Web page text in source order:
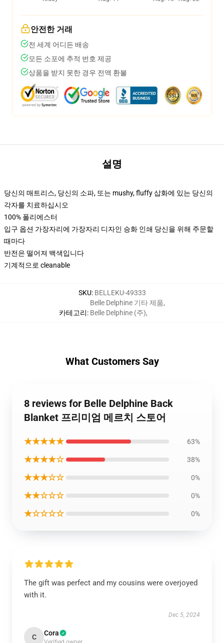
안전한 거래
전 세계 어디든 배송
모든 소포에 추적 번호 제공
상품을 받지 못한 경우 전액 환불
설명
당신의 매트리스, 당신의 소파, 또는 mushy, fluffy 삽화에 있는 당신의
각자를 치료하십시오
100% 폴리에스터
입구 옵션 가장자리에 가장자리 디자인 승화 인쇄 당신을 위해 주문할
때마다
반전은 떨어져 백색입니다
기계적으로 cleanable
SKU: BELLEKU-49333
카테고리:
Belle Delphine 기타 제품,
Belle Delphine (주),
What Customers Say
8 reviews for Belle Delphine Back
Blanket 프리미엄 메르치 스토어
★★★★★ 63%
★★★★☆ 38%
★★★☆☆ 0%
★★☆☆☆ 0%
★☆☆☆☆ 0%
The gift was perfect and my cousins were overjoyed
with it.
Dec 5, 2024
C Cora